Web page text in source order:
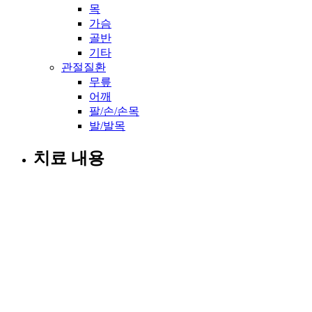
목
가슴
골반
기타
관절질환
무릎
어깨
팔/손/손목
발/발목
치료 내용